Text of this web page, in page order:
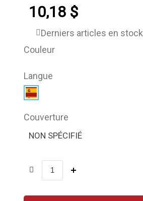
10,18 $
Derniers articles en stock
Couleur
Langue
Couverture
NON SPÉCIFIÉ